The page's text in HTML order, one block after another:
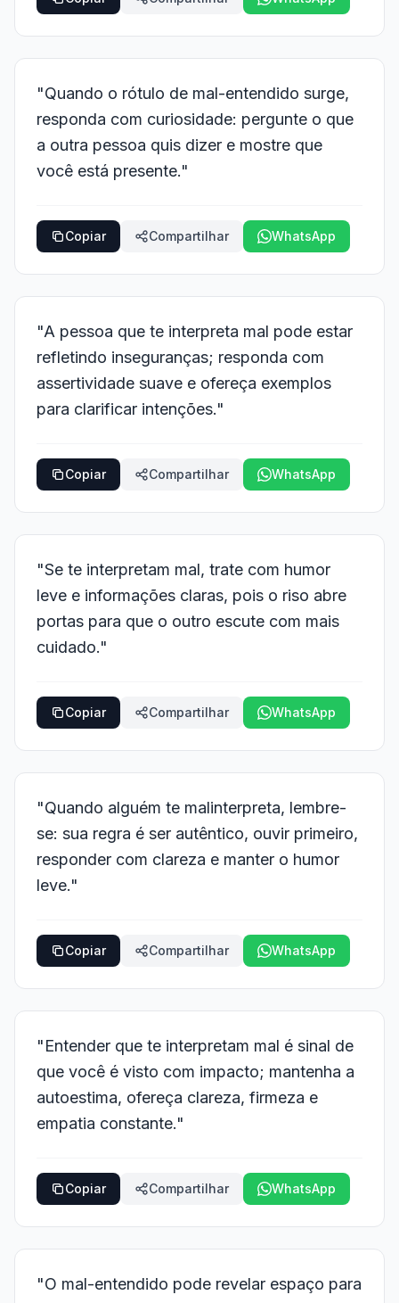
"Quando o rótulo de mal-entendido surge,
responda com curiosidade: pergunte o que
a outra pessoa quis dizer e mostre que
você está presente."
Copiar Compartilhar WhatsApp
"A pessoa que te interpreta mal pode estar
refletindo inseguranças; responda com
assertividade suave e ofereça exemplos
para clarificar intenções."
Copiar Compartilhar WhatsApp
"Se te interpretam mal, trate com humor
leve e informações claras, pois o riso abre
portas para que o outro escute com mais
cuidado."
Copiar Compartilhar WhatsApp
"Quando alguém te malinterpreta, lembre-
se: sua regra é ser autêntico, ouvir primeiro,
responder com clareza e manter o humor
leve."
Copiar Compartilhar WhatsApp
"Entender que te interpretam mal é sinal de
que você é visto com impacto; mantenha a
autoestima, ofereça clareza, firmeza e
empatia constante."
Copiar Compartilhar WhatsApp
"O mal-entendido pode revelar espaço para